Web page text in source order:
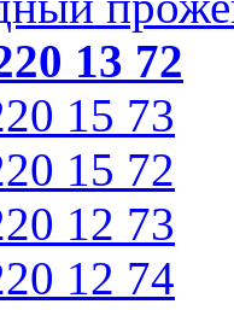
13 72
15 73
15 72
12 73
12 74